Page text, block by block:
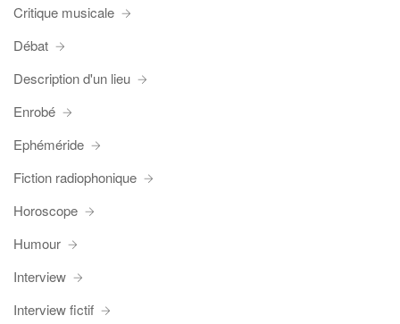
Critique musicale
Débat
Description d'un lieu
Enrobé
Ephéméride
Fiction radiophonique
Horoscope
Humour
Interview
Interview fictif